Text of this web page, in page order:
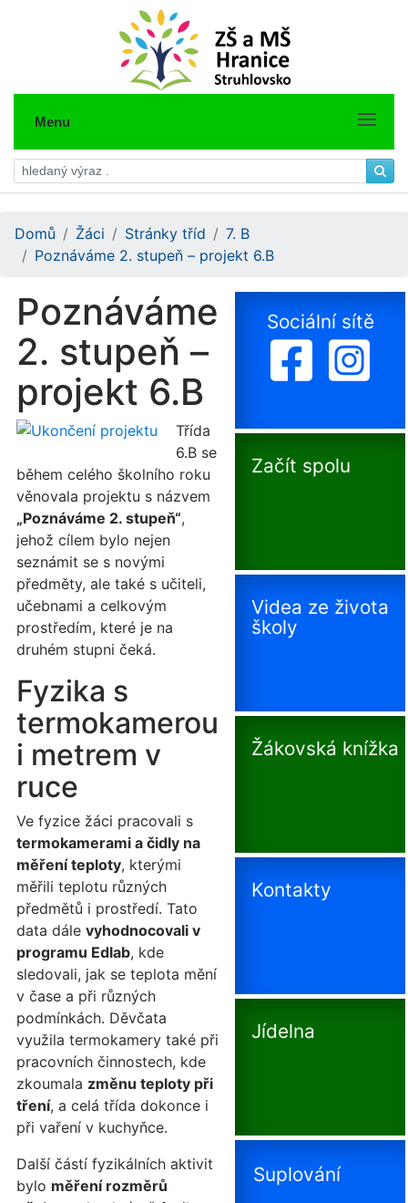
Menu
Domů Žáci Stránky tříd
7. B
Poznáváme 2. stupeň – projekt 6.B
Poznáváme
2. stupeň –
projekt 6.B
Třída
6.B se
během celého školního roku
věnovala projektu s názvem
„Poznáváme 2. stupeň“,
jehož cílem bylo nejen
seznámit se s novými
předměty, ale také s učiteli,
učebnami a celkovým
prostředím, které je na
druhém stupni čeká.
Fyzika s
termokamerou
i metrem v
ruce
Ve fyzice žáci pracovali s
termokamerami a čidly na
měření teploty, kterými
měřili teplotu různých
předmětů i prostředí. Tato
data dále vyhodnocovali v
programu Edlab, kde
sledovali, jak se teplota mění
v čase a při různých
podmínkách. Děvčata
využila termokamery také při
pracovních činnostech, kde
zkoumala změnu teploty při
tření, a celá třída dokonce i
při vaření v kuchyňce.
Další částí fyzikálních aktivit
bylo měření rozměrů
Sociální sítě
Začít spolu
Videa ze života
školy
Žákovská knížka
Kontakty
Jídelna
Suplování